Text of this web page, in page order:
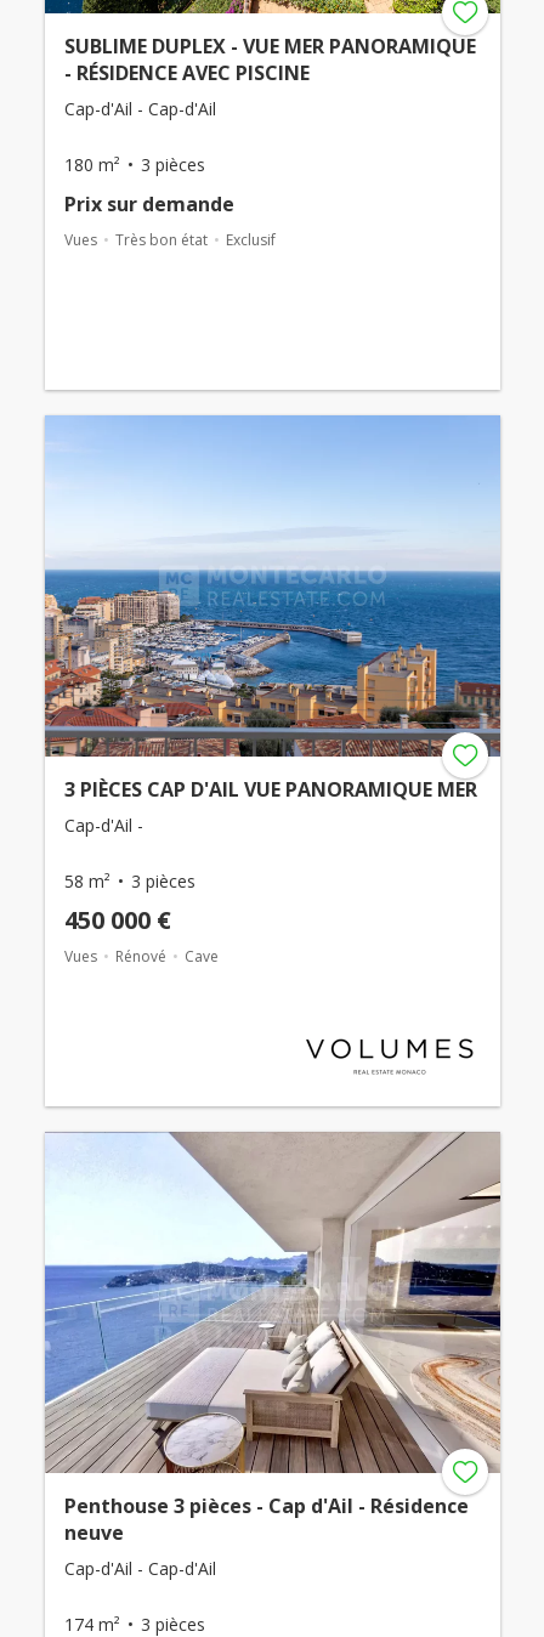
SUBLIME DUPLEX - VUE MER PANORAMIQUE
- RÉSIDENCE AVEC PISCINE
Cap-d'Ail - Cap-d'Ail
180 m² 3 pièces
Prix ​​sur demande
Vues Très bon état Exclusif
3 PIÈCES CAP D'AIL VUE PANORAMIQUE MER
Cap-d'Ail -
58 m² 3 pièces
450 000 €
Vues Rénové Cave
Penthouse 3 pièces - Cap d'Ail - Résidence
neuve
Cap-d'Ail - Cap-d'Ail
174 m² 3 pièces